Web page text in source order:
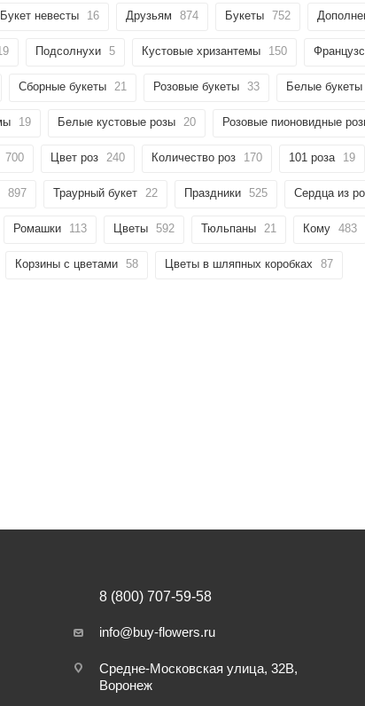
Букет невесты 16 Друзьям 874 Букеты 752
Подсолнухи 5 Кустовые хризантемы 150
Сборные букеты 21 Розовые букеты 33 Белые букеты
19 Белые кустовые розы 20 Розовые пионовидные
700 Цвет роз 240 Количество роз 170 101 роза 19
897 Траурный букет 22 Праздники 525 Сердца из
Ромашки 113 Цветы 592 Тюльпаны 21 Кому 483
Корзины с цветами 58 Цветы в шляпных коробках 87
8 (800) 707-59-58
info@buy-flowers.ru
Средне-Московская улица, 32В,
Воронеж